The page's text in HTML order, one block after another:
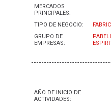
MERCADOS
PRINCIPALES:
TIPO DE NEGOCIO:
GRUPO DE
EMPRESAS:
AÑO DE INICIO DE
ACTIVIDADES: